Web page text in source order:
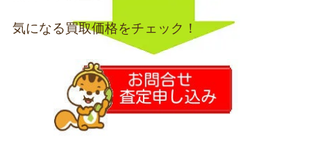
気になる買取価格をチェック！